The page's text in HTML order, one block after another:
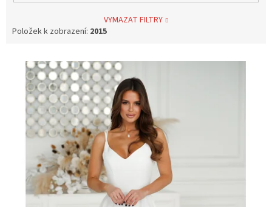
VYMAZAT FILTRY
Položek k zobrazení: 2015